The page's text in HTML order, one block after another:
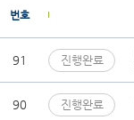
번호
91 진행완료
90 진행완료